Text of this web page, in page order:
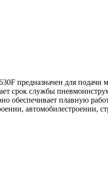
предназначен для
срок службы
обеспечивает плавную
автомобилестроении,